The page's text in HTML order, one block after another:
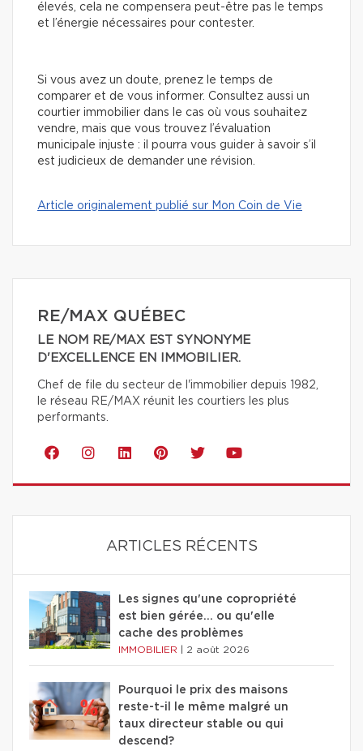
élevés, cela ne compensera peut-être pas le temps
et l’énergie nécessaires pour contester.
Si vous avez un doute, prenez le temps de
comparer et de vous informer. Consultez aussi un
courtier immobilier dans le cas où vous souhaitez
vendre, mais que vous trouvez l’évaluation
municipale injuste : il pourra vous guider à savoir s’il
est judicieux de demander une révision.
Article originalement publié sur Mon Coin de Vie
RE/MAX QUÉBEC
LE NOM RE/MAX EST SYNONYME
D'EXCELLENCE EN IMMOBILIER.
Chef de file du secteur de l'immobilier depuis 1982,
le réseau RE/MAX réunit les courtiers les plus
performants.
ARTICLES RÉCENTS
Les signes qu'une copropriété
est bien gérée… ou qu'elle
cache des problèmes
IMMOBILIER 2 août 2026
Pourquoi le prix des maisons
reste-t-il le même malgré un
taux directeur stable ou qui
descend?